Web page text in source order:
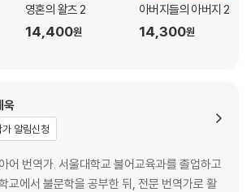
영혼의 왈츠 2
14,400원
아버지들의 아버지 2
14,300원
욱
알림신청
어 번역가. 서울대학교 불어교육과를 졸업하고
교에서 불문학을 공부한 뒤, 전문 번역가로 활